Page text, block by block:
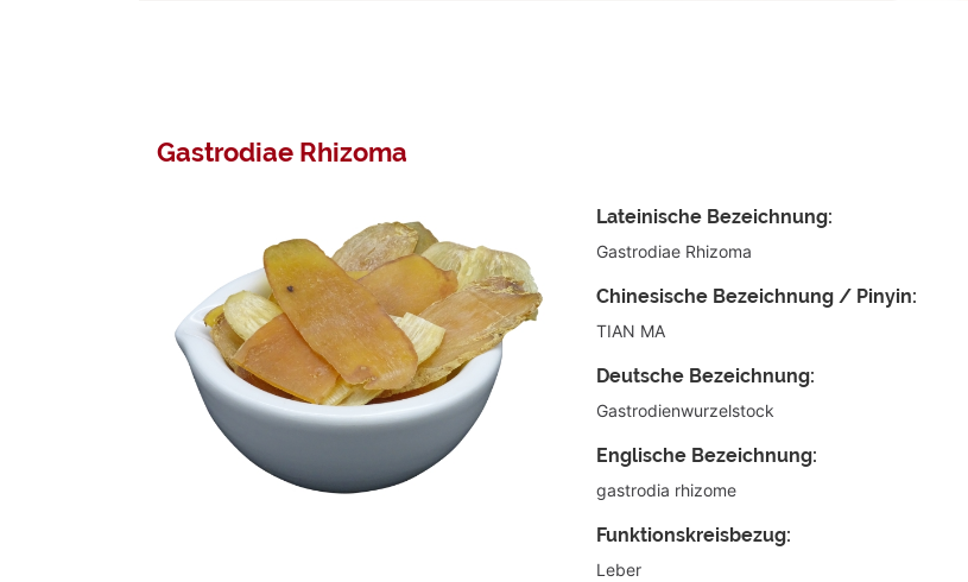
Gastrodiae Rhizoma
Lateinische Bezeichnung:
Gastrodiae Rhizoma
Chinesische Bezeichnung / Pinyin:
TIAN MA
Deutsche Bezeichnung:
Gastrodienwurzelstock
Englische Bezeichnung:
gastrodia rhizome
Funktionskreisbezug:
Leber